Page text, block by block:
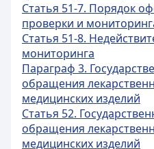
Статья 51-7. Порядок
проверки и
Статья 51-8.
мониторинга
Параграф 3.
обращения
медицинских изделий
Статья 52.
обращения
медицинских изделий